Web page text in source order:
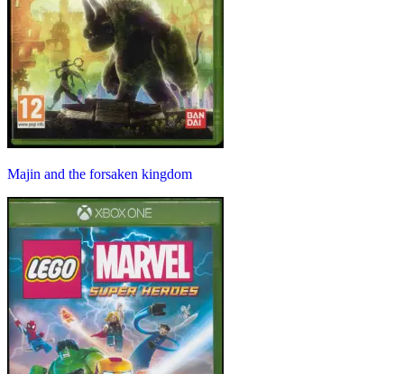
Majin and the forsaken kingdom